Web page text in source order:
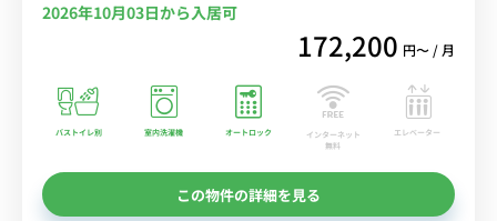
2026年10月03日から入居可
172,200 円〜 / 月
バストイレ別 室内洗濯機 オートロック
インターネット
無料
エレベーター
この物件の詳細を見る